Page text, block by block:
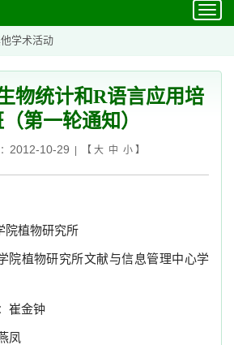
学术活动
物统计和R语言应用培
第一轮通知）
2012-10-29 | 【 大 中 小】
院植物研究所
院植物研究所文献与信息管理中心学
崔金钟
凤